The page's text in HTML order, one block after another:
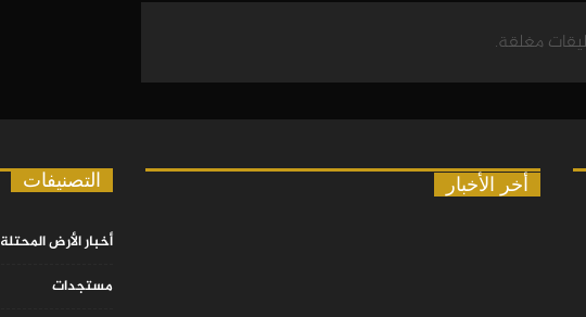
مغلقة.
أخر الأخبار التصنيفات
أخبار الأرض المحتلة
مستجدات